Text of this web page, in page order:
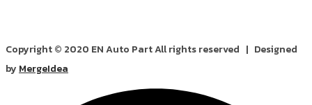
Copyright © 2020 EN Auto Part All rights reserved | Designed
by MergeIdea